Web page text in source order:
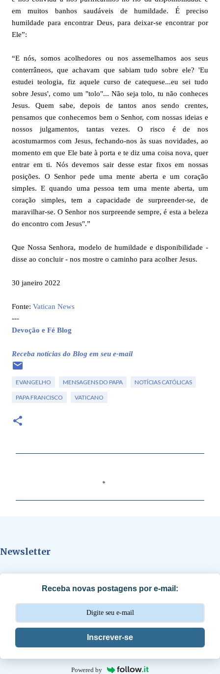
em muitos banhos saudáveis ​​de humildade. É preciso
humildade para encontrar Deus, para deixar-se encontrar por
Ele”:
“E nós, somos acolhedores ou nos assemelhamos aos seus
conterrâneos, que achavam que sabiam tudo sobre ele? 'Eu
estudei teologia, fiz aquele curso de catequese...eu sei tudo
sobre Jesus', como um "tolo"... Não seja tolo, tu não conheces
Jesus. Quem sabe, depois de tantos anos sendo crentes,
pensamos que conhecemos bem o Senhor, com nossas ideias e
nossos julgamentos, tantas vezes. O risco é de nos
acostumarmos com Jesus, fechando-nos às suas novidades, ao
momento em que Ele bate à porta e te diz uma coisa nova, quer
entrar em ti. Nós devemos sair desse estar fixos em nossas
posições. O Senhor pede uma mente aberta e um coração
simples. E quando uma pessoa tem uma mente aberta, um
coração simples, tem a capacidade de surpreender-se, de
maravilhar-se. O Senhor nos surpreende sempre, é esta a beleza
do encontro com Jesus".”
Que Nossa Senhora, modelo de humildade e disponibilidade -
disse ao concluir - nos mostre o caminho para acolher Jesus.
30 janeiro 2022
Fonte: Vatican News
---
Devoção e Fé Blog
Receba notícias do Blog em seu e-mail
EVANGELHO MENSAGENS DO PAPA NOTÍCIAS CATÓLICAS
PAPA FRANCISCO VATICANO
á
s
Newsletter
Receba novas postagens por e-mail:
Inscrever-se
Powered by